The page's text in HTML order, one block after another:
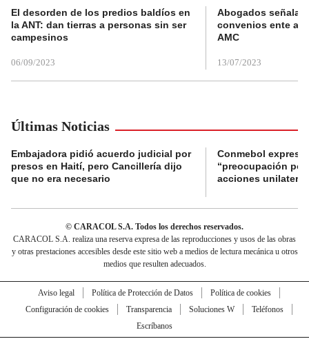
El desorden de los predios baldíos en
la ANT: dan tierras a personas sin ser
campesinos
06/09/2023
Abogados
convenios ente
AMC
13/07/2023
Últimas Noticias
Embajadora pidió acuerdo judicial por
presos en Haití, pero Cancillería dijo
que no era necesario
Conmebol expresó
“preocupación
acciones
© CARACOL S.A. Todos los derechos reservados.
CARACOL S.A. realiza una reserva expresa de las reproducciones y usos de las obras
y otras prestaciones accesibles desde este sitio web a medios de lectura mecánica u otros
medios que resulten adecuados.
Aviso legal Política de Protección de Datos
Política de cookies
Configuración de cookies
Transparencia Soluciones W
Teléfonos
Escríbanos